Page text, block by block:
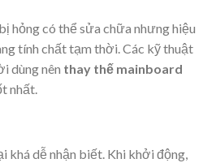
hỏng có thể sửa chữa nhưng hiệu
tính chất tạm thời. Các kỹ thuật
dùng nên thay thế mainboard
nhất.
khá dễ nhận biết. Khi khởi động,